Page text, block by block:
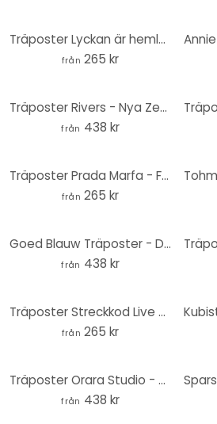
Träposter Lyckan är hemlagad 02 - Fyrkant
från 265 kr
Träposter Rivers - Nya Zeeland
från 438 kr
Träposter Prada Marfa - Fyrkant
från 265 kr
Goed Blauw Träposter - Djur vid vattenhålet - antiloper, zebror och giraff
från 438 kr
Träposter Streckkod Live - Fyrkant
från 265 kr
Träposter Orara Studio - Hjort blå och gul 02
från 438 kr